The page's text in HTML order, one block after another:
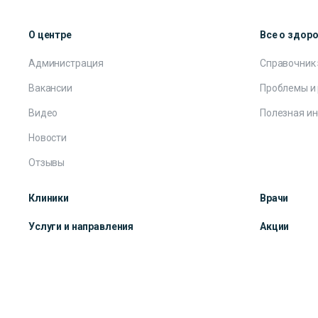
О центре
Администрация
Вакансии
Видео
Новости
Отзывы
Все о
Справочник
Проблемы
Полезная
Клиники Врачи
Услуги и направления Акции